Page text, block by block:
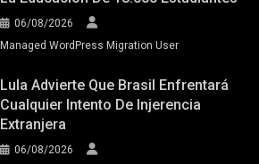
06/08/2026
Managed WordPress Migration User
Lula Advierte Que Brasil Enfrentará
Cualquier Intento De Injerencia
Extranjera
06/08/2026